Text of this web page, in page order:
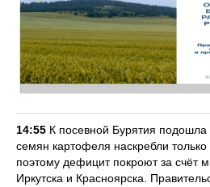
14:55 К посевной Бурятия
семян картофеля наскребли
поэтому дефицит покроют за счёт
Иркутска и Красноярска.